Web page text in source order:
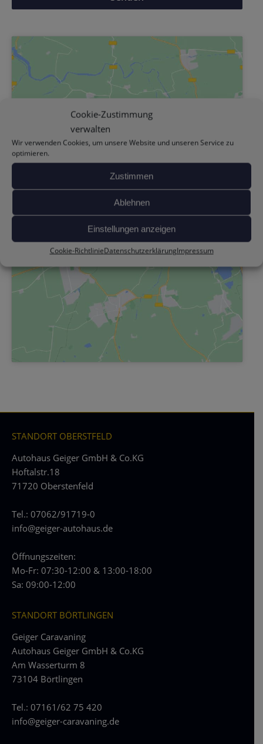
Cookie-Zustimmung
verwalten
Wir verwenden Cookies, um unsere Website und unseren Service zu
optimieren.
Zustimmen
Ablehnen
Einstellungen anzeigen
Cookie-RichtlinieDatenschutzerklärungImpressum
Hier klicken um die Marketing-Cookies zu
akzeptieren und den Inhalt zu aktivieren
STANDORT OBERSTFELD
Autohaus Geiger GmbH & Co.KG
Hoftalstr.18
71720 Oberstenfeld
Tel.: 07062/91719-0
info@geiger-autohaus.de
Öffnungszeiten:
Mo-Fr: 07:30-12:00 & 13:00-18:00
Sa: 09:00-12:00
STANDORT BÖRTLINGEN
Geiger Caravaning
Autohaus Geiger GmbH & Co.KG
Am Wasserturm 8
73104 Börtlingen
Tel.: 07161/62 75 420
info@geiger-caravaning.de